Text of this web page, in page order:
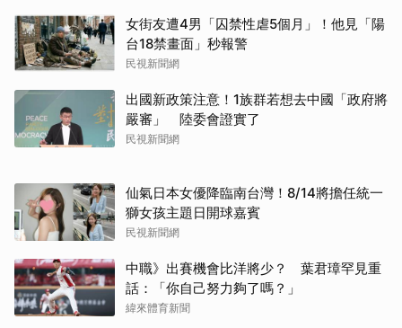
女街友遭4男「囚禁性虐5個月」！他見「陽
台18禁畫面」秒報警
民視新聞網
出國新政策注意！1族群若想去中國「政府將
嚴審」 陸委會證實了
民視新聞網
仙氣日本女優降臨南台灣！8/14將擔任統一
獅女孩主題日開球嘉賓
民視新聞網
中職》出賽機會比洋將少？ 葉君璋罕見重
話：「你自己努力夠了嗎？」
緯來體育新聞